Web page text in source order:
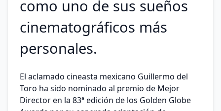
como uno de sus sueños
cinematográficos más
personales.
El aclamado cineasta mexicano Guillermo del
Toro ha sido nominado al premio de Mejor
Director en la 83ª edición de los Golden Globe